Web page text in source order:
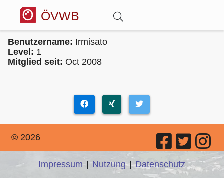
ÖVWB
Anmelden
Hitparade
Forum
Blog
Benutzername: Irmisato
Level: 1
Mitglied seit: Oct 2008
© 2026
Impressum | Nutzung|Datenschutz